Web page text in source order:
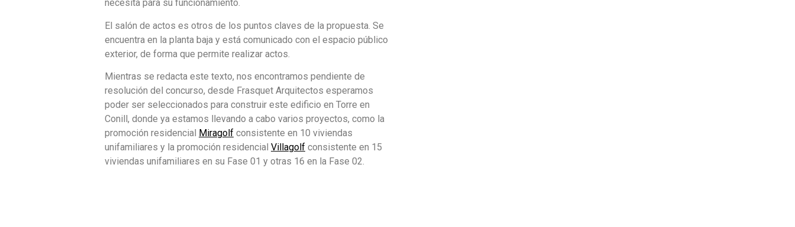
necesita para su funcionamiento.
El salón de actos es otros de los puntos claves de la propuesta. Se
encuentra en la planta baja y está comunicado con el espacio público
exterior, de forma que permite realizar actos.
Mientras se redacta este texto, nos encontramos pendiente de
resolución del concurso, desde Frasquet Arquitectos esperamos
poder ser seleccionados para construir este edificio en Torre en
Conill, donde ya estamos llevando a cabo varios proyectos, como la
promoción residencial Miragolf consistente en 10 viviendas
unifamiliares y la promoción residencial Villagolf consistente en 15
viviendas unifamiliares en su Fase 01 y otras 16 en la Fase 02.